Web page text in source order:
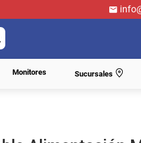
Monitores Sucursales